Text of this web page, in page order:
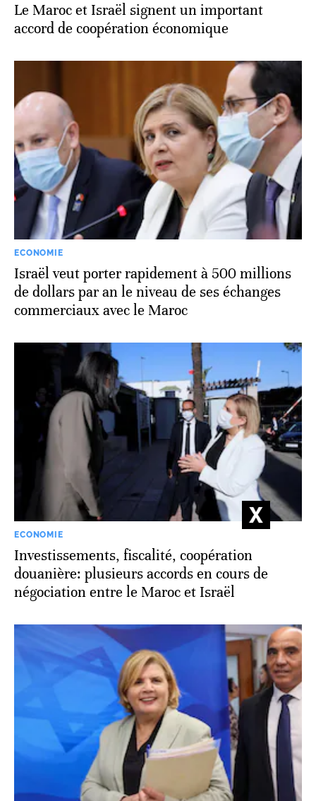
Le Maroc et Israël signent un important
accord de coopération économique
ECONOMIE
Israël veut porter rapidement à 500 millions
de dollars par an le niveau de ses échanges
commerciaux avec le Maroc
ECONOMIE
Investissements, fiscalité, coopération
douanière: plusieurs accords en cours de
négociation entre le Maroc et Israël